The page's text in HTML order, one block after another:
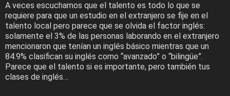
A veces escuchamos que el talento es todo lo que se
requiere para que un estudio en el extranjero se fije en el
talento local pero parece que se olvida el factor inglés:
solamente el 3% de las personas laborando en el extranjero
mencionaron que tenían un inglés básico mientras que un
84.9% clasifican su inglés como “avanzado” o “bilingüe”.
Parece que el talento si es importante, pero también tus
clases de inglés…